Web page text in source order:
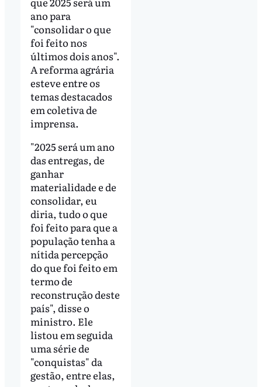
ano para
"consolidar o que
foi feito nos
últimos dois anos".
A reforma agrária
esteve entre os
temas destacados
em coletiva de
imprensa.
"2025 será um ano
das entregas, de
ganhar
materialidade e de
consolidar, eu
diria, tudo o que
foi feito para que a
população tenha a
nítida percepção
do que foi feito em
termo de
reconstrução deste
país", disse o
ministro. Ele
listou em seguida
uma série de
"conquistas" da
gestão, entre elas,